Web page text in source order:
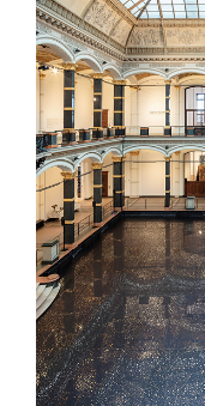
May 19, 2023 -
Installation view of